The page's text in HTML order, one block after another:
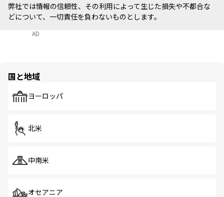
弊社では情報の信頼性、その利用によって生じた損失や不都合な
どについて、一切責任を負わないものとします。
AD
国と地域
ヨーロッパ
北米
中南米
オセアニア